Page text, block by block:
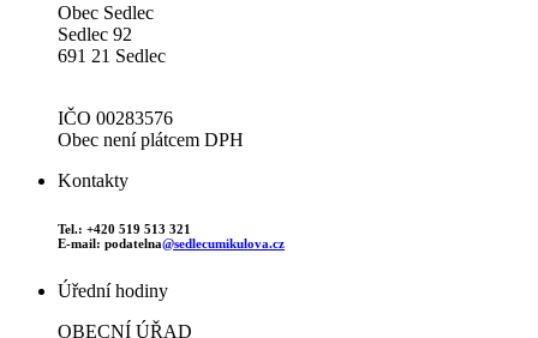
Obec Sedlec
Sedlec 92
691 21 Sedlec
IČO 00283576
Obec není plátcem DPH
Kontakty
Tel.: +420 519 513 321
E-mail: podatelna@sedlecumikulova.cz
Úřední hodiny
OBECNÍ ÚŘAD